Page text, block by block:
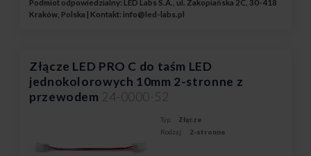
Podmiot odpowiedzialny: LED Labs S.A., ul. Zakopiańska 2C, 30-418
Kraków, Polska | Kontakt: info@led-labs.pl
Złącze LED PRO C do taśm LED
jednokolorowych 10mm 2-stronne z
przewodem 24-0000-52
Typ:
Złącze
Rodzaj:
2-stronne